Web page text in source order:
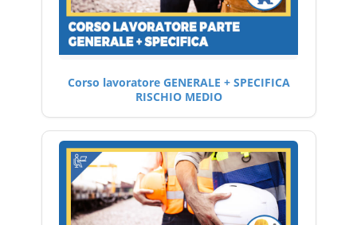
Corso lavoratore GENERALE + SPECIFICA
RISCHIO MEDIO